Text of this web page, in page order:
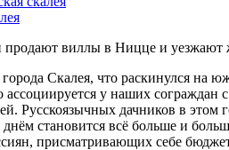
продают виллы в Ницце и уезжают
Скалея, что раскинулся на
ассоциируется у наших сограждан
Русскоязычных дачников в этом
становится всё больше и
присматривающих себе